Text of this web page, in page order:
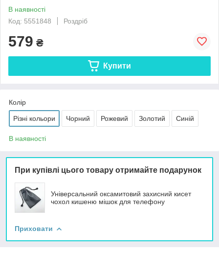
В наявності
Код: 5551848
Роздріб
579 ₴
Купити
Колір
Різні кольори Чорний Рожевий Золотий Синій
В наявності
При купівлі цього товару отримайте подарунок
Універсальний оксамитовий захисний кисет
чохол кишеню мішок для телефону
Приховати